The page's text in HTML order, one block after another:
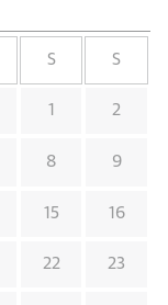
S S
1 2
8 9
15 16
22 23